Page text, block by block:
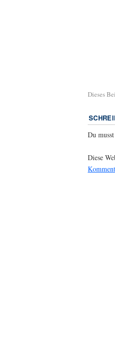
Dieses
Du musst
Diese